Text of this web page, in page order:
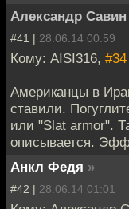
Александр Савин
#41 | 28.06.14 00:59
Кому: AISI316, #34
Американцы в
ставили.
или "Slat armor".
описывается.
Анкл Федя »
#42 | 28.06.14 01:01